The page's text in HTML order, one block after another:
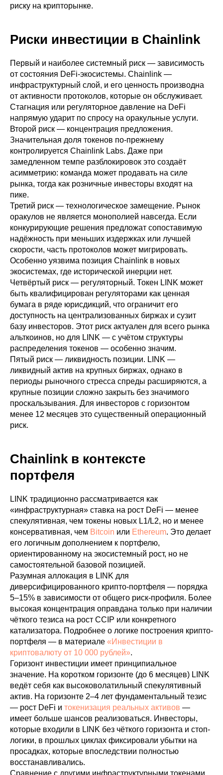
риску на крипторынке.
Риски инвестиции в Chainlink
Первый и наиболее системный риск — зависимость
от состояния DeFi-экосистемы. Chainlink —
инфраструктурный слой, и его ценность производна
от активности протоколов, которые он обслуживает.
Стагнация или регуляторное давление на DeFi
напрямую ударит по спросу на оракульные услуги.
Второй риск — концентрация предложения.
Значительная доля токенов по-прежнему
контролируется Chainlink Labs. Даже при
замедленном темпе разблокировок это создаёт
асимметрию: команда может продавать на силе
рынка, тогда как розничные инвесторы входят на
пике.
Третий риск — технологическое замещение. Рынок
оракулов не является монополией навсегда. Если
конкурирующие решения предложат сопоставимую
надёжность при меньших издержках или лучшей
скорости, часть протоколов может мигрировать.
Особенно уязвима позиция Chainlink в новых
экосистемах, где исторической инерции нет.
Четвёртый риск — регуляторный. Токен LINK может
быть квалифицирован регуляторами как ценная
бумага в ряде юрисдикций, что ограничит его
доступность на централизованных биржах и сузит
базу инвесторов. Этот риск актуален для всего рынка
альткоинов, но для LINK — с учётом структуры
распределения токенов — особенно значим.
Пятый риск — ликвидность позиции. LINK —
ликвидный актив на крупных биржах, однако в
периоды рыночного стресса спреды расширяются, а
крупные позиции сложно закрыть без значимого
проскальзывания. Для инвесторов с горизонтом
менее 12 месяцев это существенный операционный
риск.
Chainlink в контексте
портфеля
LINK традиционно рассматривается как
«инфраструктурная» ставка на рост DeFi — менее
спекулятивная, чем токены новых L1/L2, но и менее
консервативная, чем Bitcoin или Ethereum. Это делает
его логичным дополнением к портфелю,
ориентированному на экосистемный рост, но не
самостоятельной базовой позицией.
Разумная аллокация в LINK для
диверсифицированного крипто-портфеля — порядка
5–15% в зависимости от общего риск-профиля. Более
высокая концентрация оправдана только при наличии
чёткого тезиса на рост CCIP или конкретного
катализатора. Подробнее о логике построения крипто-
портфеля — в материале «Инвестиции в
криптовалюту от 10 000 рублей».
Горизонт инвестиции имеет принципиальное
значение. На коротком горизонте (до 6 месяцев) LINK
ведёт себя как высоковолатильный спекулятивный
актив. На горизонте 2–4 лет фундаментальный тезис
— рост DeFi и токенизация реальных активов —
имеет больше шансов реализоваться. Инвесторы,
которые входили в LINK без чёткого горизонта и стоп-
логики, в прошлых циклах фиксировали убытки на
просадках, которые впоследствии полностью
восстанавливались.
Сравнение с другими инфраструктурными токенами